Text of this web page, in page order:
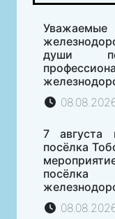
души
7 августа
посёлка